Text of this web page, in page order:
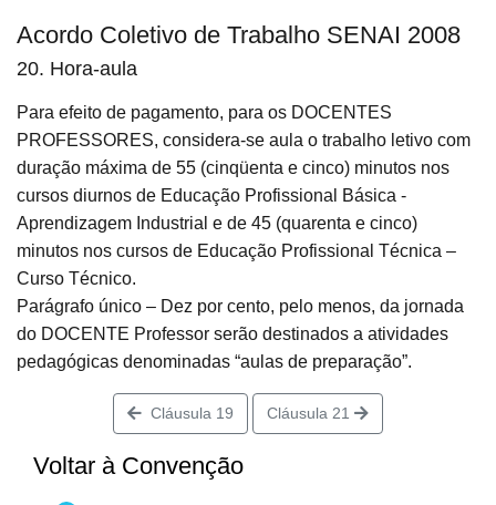
Acordo Coletivo de Trabalho SENAI 2008
20. Hora-aula
Para efeito de pagamento, para os DOCENTES
PROFESSORES, considera-se aula o trabalho letivo com
duração máxima de 55 (cinqüenta e cinco) minutos nos
cursos diurnos de Educação Profissional Básica -
Aprendizagem Industrial e de 45 (quarenta e cinco)
minutos nos cursos de Educação Profissional Técnica –
Curso Técnico.
Parágrafo único – Dez por cento, pelo menos, da jornada
do DOCENTE Professor serão destinados a atividades
pedagógicas denominadas “aulas de preparação”.
Cláusula 19 Cláusula 21
Voltar à Convenção